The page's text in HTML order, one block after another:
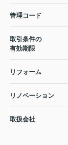
管理コード
取引条件の
有効期限
リフォーム
リノベーション
取扱会社